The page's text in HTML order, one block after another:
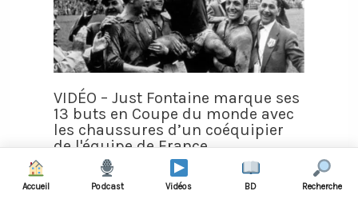
VIDÉO – Just Fontaine marque ses
13 buts en Coupe du monde avec
les chaussures d’un coéquipier
de l'équipe de France
Accueil Podcast Vidéos BD Recherche